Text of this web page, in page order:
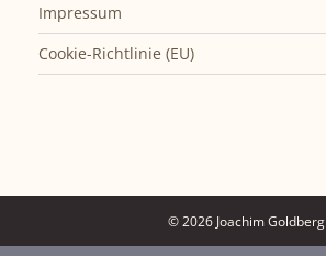
Impressum
Cookie-Richtlinie (EU)
© 2026 Joachim Goldberg